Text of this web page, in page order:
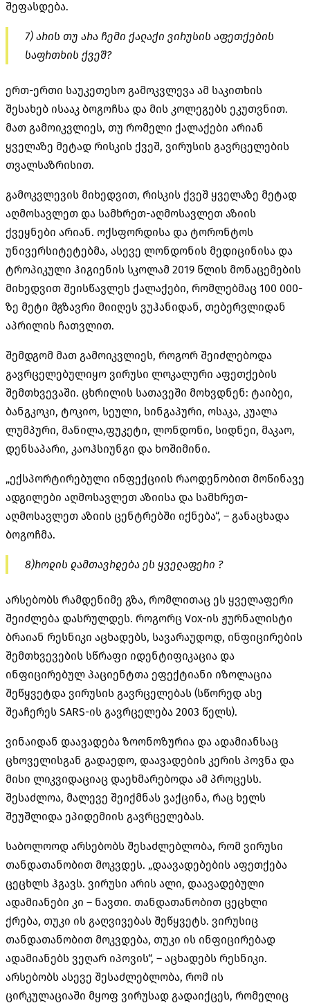
შეფასდება.
7) არის თუ არა ჩემი ქალაქი ვირუსის აფეთქების
საფრთხის ქვეშ?
ერთ-ერთი საუკეთესო გამოკვლევა ამ საკითხის
შესახებ ისააკ ბოგოჩსა და მის კოლეგებს ეკუთვნით.
მათ გამოიკვლიეს, თუ რომელი ქალაქები არიან
ყველაზე მეტად რისკის ქვეშ, ვირუსის გავრცელების
თვალსაზრისით.
გამოკვლევის მიხედვით, რისკის ქვეშ ყველაზე მეტად
აღმოსავლეთ და სამხრეთ-აღმოსავლეთ აზიის
ქვეყნები არიან. ოქსფორდისა და ტორონტოს
უნივერსიტეტებმა, ასევე ლონდონის მედიცინისა და
ტროპიკული ჰიგიენის სკოლამ 2019 წლის მონაცემების
მიხედვით შეისწავლეს ქალაქები, რომლებმაც 100 000-
ზე მეტი მგზავრი მიიღეს ვუჰანიდან, თებერვლიდან
აპრილის ჩათვლით.
შემდგომ მათ გამოიკვლიეს, როგორ შეიძლებოდა
გავრცელებულიყო ვირუსი ლოკალური აფეთქების
შემთხვევაში. ცხრილის სათავეში მოხვდნენ: ტაიბეი,
ბანგკოკი, ტოკიო, სეული, სინგაპური, ოსაკა, კუალა
ლუმპური, მანილა,ფუკეტი, ლონდონი, სიდნეი, მაკაო,
დენსაპარი, კაოჰსიუნგი და ხოშიმინი.
„ექსპორტირებული ინფექციის რაოდენობით მოწინავე
ადგილები აღმოსავლეთ აზიისა და სამხრეთ-
აღმოსავლეთ აზიის ცენტრებში იქნება“, – განაცხადა
ბოგოჩმა.
8)როდის დამთავრდება ეს ყველაფერი ?
არსებობს რამდენიმე გზა, რომლითაც ეს ყველაფერი
შეიძლება დასრულდეს. როგორც Vox-ის ჟურნალისტი
ბრაიან რესნიკი აცხადებს, სავარაუდოდ, ინფიცირების
შემთხვევების სწრაფი იდენტიფიკაცია და
ინფიცირებულ პაციენტთა ეფექტიანი იზოლაცია
შეწყვეტდა ვირუსის გავრცელებას (სწორედ ასე
შეაჩერეს SARS-ის გავრცელება 2003 წელს).
ვინაიდან დაავადება ზოონოზურია და ადამიანსაც
ცხოველისგან გადაედო, დაავადების კერის პოვნა და
მისი ლიკვიდაციაც დაეხმარებოდა ამ პროცესს.
შესაძლოა, მალევე შეიქმნას ვაქცინა, რაც ხელს
შეუშლიდა ეპიდემიის გავრცელებას.
საბოლოოდ არსებობს შესაძლებლობა, რომ ვირუსი
თანდათანობით მოკვდეს. „დაავადებების აფეთქება
ცეცხლს ჰგავს. ვირუსი არის ალი, დაავადებული
ადამიანები კი – ნავთი. თანდათანობით ცეცხლი
ქრება, თუკი ის გაღვივებას შეწყვეტს. ვირუსიც
თანდათანობით მოკვდება, თუკი ის ინფიცირებად
ადამიანებს ვეღარ იპოვის“, – აცხადებს რესნიკი.
არსებობს ასევე შესაძლებლობა, რომ ის
ცირკულაციაში მყოფ ვირუსად გადაიქცეს, რომელიც